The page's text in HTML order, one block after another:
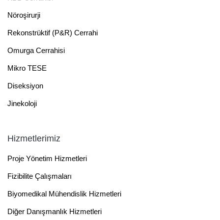
Nöroşirurji
Rekonstrüktif (P&R) Cerrahi
Omurga Cerrahisi
Mikro TESE
Diseksiyon
Jinekoloji
Hizmetlerimiz
Proje Yönetim Hizmetleri
Fizibilite Çalışmaları
Biyomedikal Mühendislik Hizmetleri
Diğer Danışmanlık Hizmetleri